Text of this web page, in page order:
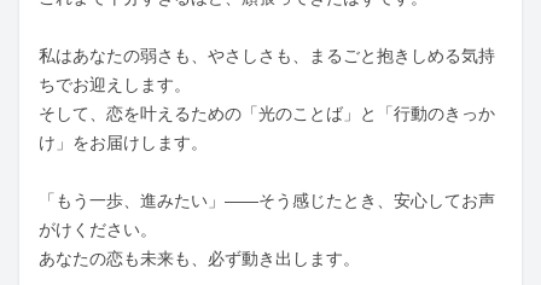
私はあなたの弱さも、やさしさも、まるごと抱きしめる気持
ちでお迎えします。
そして、恋を叶えるための「光のことば」と「行動のきっか
け」をお届けします。
「もう一歩、進みたい」――そう感じたとき、安心してお声
がけください。
あなたの恋も未来も、必ず動き出します。